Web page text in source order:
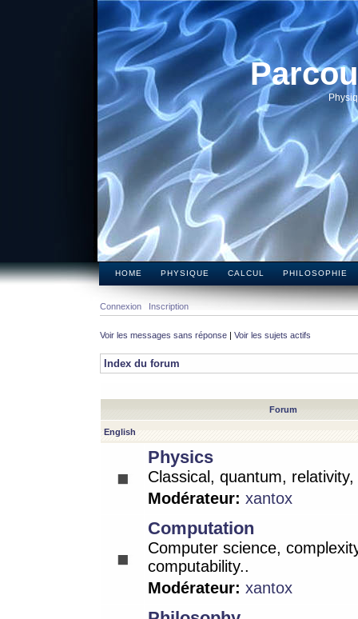
HOME PHYSIQUE CALCUL PHILOSOPHIE
Connexion Inscription
Voir les messages sans réponse | Voir les sujets actifs
Index du forum
Forum
English
Physics
Classical, quantum,
Modérateur: xantox
Computation
Computer science,
computability..
Modérateur: xantox